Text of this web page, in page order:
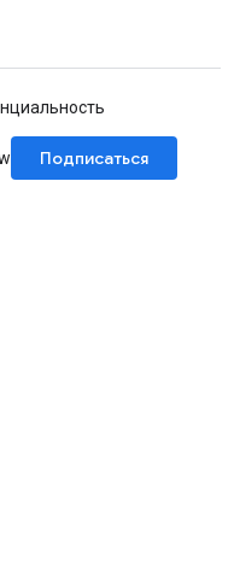
Подписаться